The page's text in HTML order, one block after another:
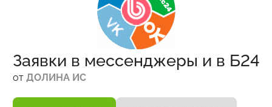
Заявки в мессенджеры и в Б24
от ДОЛИНА ИС